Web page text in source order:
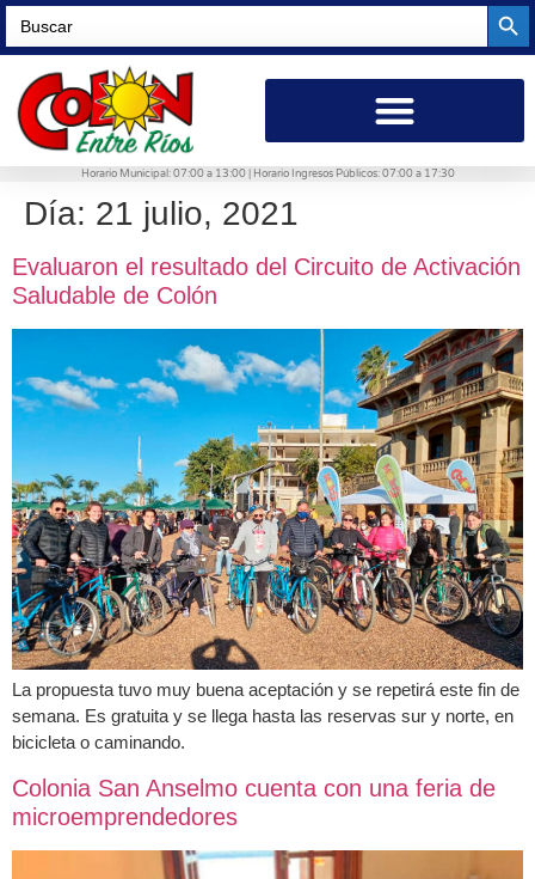
Search
for:
Horario Municipal: 07:00 a 13:00 | Horario Ingresos Públicos: 07:00 a 17:30
Día: 21 julio, 2021
Evaluaron el resultado del Circuito de Activación
Saludable de Colón
La propuesta tuvo muy buena aceptación y se repetirá este fin de
semana. Es gratuita y se llega hasta las reservas sur y norte, en
bicicleta o caminando.
Colonia San Anselmo cuenta con una feria de
microemprendedores